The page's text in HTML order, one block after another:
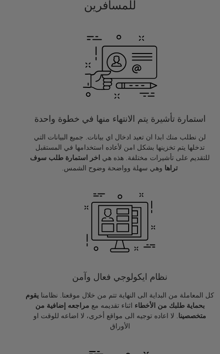
للمسافرين
استمارة تأشيرة يتم الانتهاء منها في خطوة واحدة
لن نطلب منك ابدا ان تعيد ادخال اي بيانات. جميع البيانات التي
تدخلها يتم تخزينها بشكل امن لأعاده استخدامها في المستقبل
للتقديم على تأشيرات مختلفة. هذه هي
اخر استمارة طلب سوف
تراها وهي سهلة وواضحة وضوح الشمس.
نظام ايكولوجي فعال وآمن
كل المعاملة من البداية الى النهاية تتم من خلال موقعنا. نظامنا يقوم
بحماية طلبك من الأخطاء اثناء تقديمه مع مراجعه إضافية من
متخصصينا . لا اعاده توجيه الى مواقع أخرى، لا اضاعه للوقت او
الأوراق